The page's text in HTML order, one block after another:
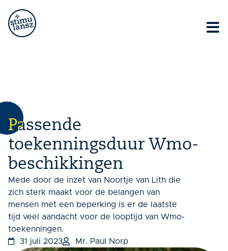
Ut elit tellus, luctus nec ullamcorper mattis, pulvinar
dapibus leo.
Passende
toekenningsduur Wmo-
beschikkingen
Mede door de inzet van Noortje van Lith die
zich sterk maakt voor de belangen van
mensen met een beperking is er de laatste
tijd veel aandacht voor de looptijd van Wmo-
toekenningen.
31 juli 2023
Mr. Paul Norp